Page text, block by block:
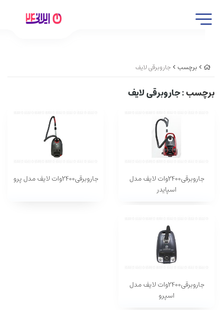
برچسب جاروبرقی لایف
برچسب: جاروبرقی لایف
جاروبرقی2400وات لایف مدل
اسپایدر
جاروبرقی2400وات لایف مدل پرو
جاروبرقی2400وات لایف مدل
اسپرو